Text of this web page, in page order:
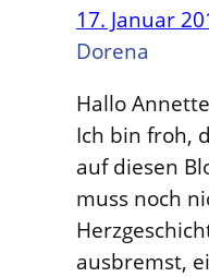
17. Januar
Dorena
Hallo
Ich bin froh,
auf diesen
muss noch
ausbremst,